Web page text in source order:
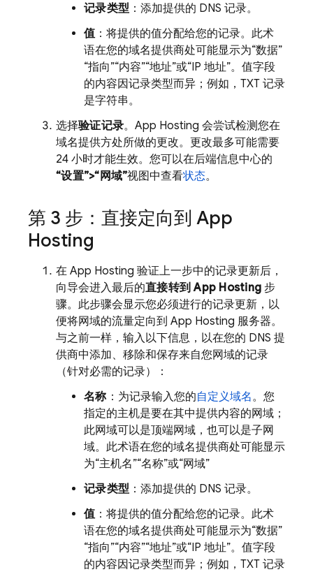
记录类型 ：添加提供的 DNS 记录。
值：将提供的值分配给您的记录。此术
语在您的域名提供商处可能显示为“数据”
“指向”“内容”“地址”或“IP 地址”。值字段
的内容因记录类型而异；例如，TXT 记录
是字符串。
选择验证记录。 App Hosting 会尝试检测您在
域名提供方处所做的更改。更改最多可能需要
24 小时才能生效。您可以在后端信息中心的
“设置”>“网域”视图中查看状态。
第 3 步：直接定向到 App
Hosting
在 App Hosting 验证上一步中的记录更新后，
向导会进入最后的直接转到App Hosting 步
骤。此步骤会显示您必须进行的记录更新，以
便将网域的流量定向到 App Hosting 服务器。
与之前一样，输入以下信息，以在您的 DNS 提
供商中添加、移除和保存来自您网域的记录
（针对必需的记录）：
名称：为记录输入您的自定义域名。您
指定的主机是要在其中提供内容的网域；
此网域可以是顶端网域，也可以是子网
域。此术语在您的域名提供商处可能显示
为“主机名”“名称”或“网域”
记录类型 ：添加提供的 DNS 记录。
值：将提供的值分配给您的记录。此术
语在您的域名提供商处可能显示为“数据”
“指向”“内容”“地址”或“IP 地址”。值字段
的内容因记录类型而异；例如，TXT 记录